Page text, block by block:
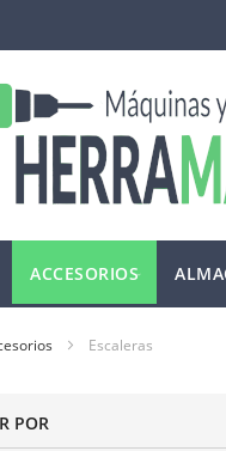
ACCESORIOS
Escaleras
POR